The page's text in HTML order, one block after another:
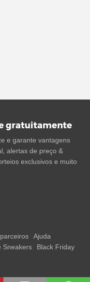
gratuitamente
e garante vantagens
alertas de preço &
exclusivos e muito
Ajuda
Sneakers
Black Friday